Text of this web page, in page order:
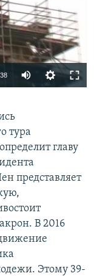
available
тура
главу
представляет
В 2016
Этому 39-